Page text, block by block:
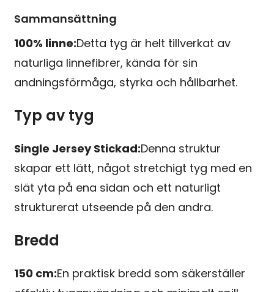
Sammansättning
100% linne:Detta tyg är helt tillverkat av
naturliga linnefibrer, kända för sin
andningsförmåga, styrka och hållbarhet.
Typ av tyg
Single Jersey Stickad:Denna struktur
skapar ett lätt, något stretchigt tyg med en
slät yta på ena sidan och ett naturligt
strukturerat utseende på den andra.
Bredd
150 cm:En praktisk bredd som säkerställer